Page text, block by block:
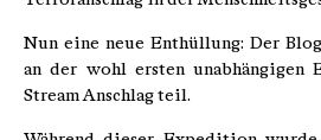
Nun eine neue Enthüllung: Der
an der wohl ersten unabhängigen
Stream Anschlag teil.